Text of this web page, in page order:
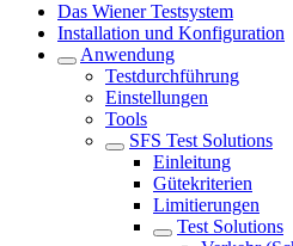
Das Wiener Testsystem
Installation und Konfiguration
Anwendung
Testdurchführung
Einstellungen
Tools
SFS Test Solutions
Einleitung
Gütekriterien
Limitierungen
Test Solutions